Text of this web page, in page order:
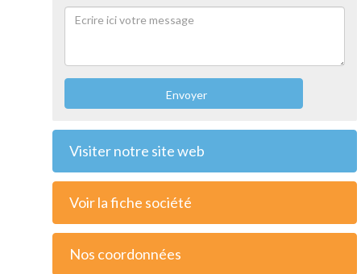
Envoyer
Visiter notre site web
Voir la fiche société
Nos coordonnées